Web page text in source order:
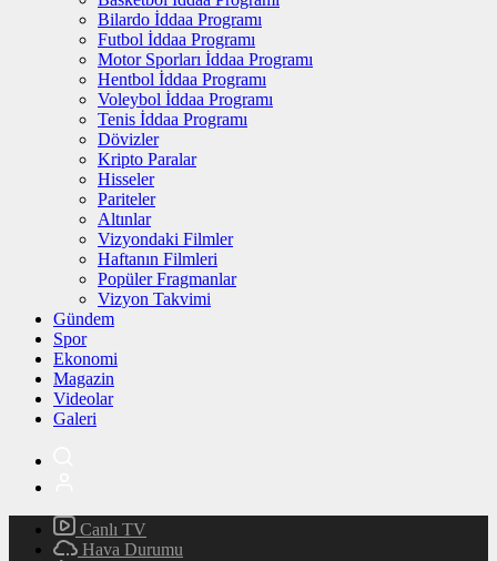
Bilardo İddaa Programı
Futbol İddaa Programı
Motor Sporları İddaa Programı
Hentbol İddaa Programı
Voleybol İddaa Programı
Tenis İddaa Programı
Dövizler
Kripto Paralar
Hisseler
Pariteler
Altınlar
Vizyondaki Filmler
Haftanın Filmleri
Popüler Fragmanlar
Vizyon Takvimi
Gündem
Spor
Ekonomi
Magazin
Videolar
Galeri
Canlı TV
Hava Durumu